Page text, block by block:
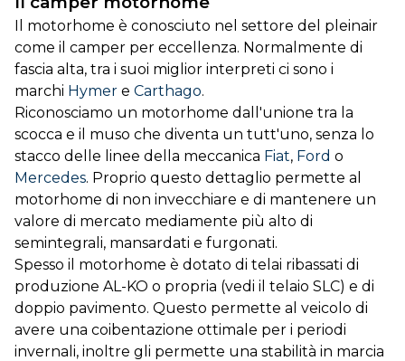
Il motorhome è conosciuto nel settore del pleinair
come il camper per eccellenza. Normalmente di
fascia alta, tra i suoi miglior interpreti ci sono i
marchi Hymer e Carthago.
Riconosciamo un motorhome dall'unione tra la
scocca e il muso che diventa un tutt'uno, senza lo
stacco delle linee della meccanica Fiat, Ford o
Mercedes. Proprio questo dettaglio permette al
motorhome di non invecchiare e di mantenere un
valore di mercato mediamente più alto di
semintegrali, mansardati e furgonati.
Spesso il motorhome è dotato di telai ribassati di
produzione AL-KO o propria (vedi il telaio SLC) e di
doppio pavimento. Questo permette al veicolo di
avere una coibentazione ottimale per i periodi
invernali, inoltre gli permette una stabilità in marcia